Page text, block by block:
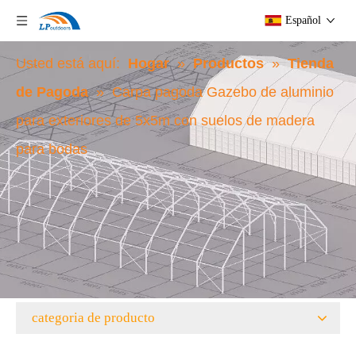
Español
Usted está aquí: Hogar » Productos » Tienda
de Pagoda » Carpa pagoda Gazebo de aluminio
para exteriores de 5x5m con suelos de madera
para bodas
categoria de producto